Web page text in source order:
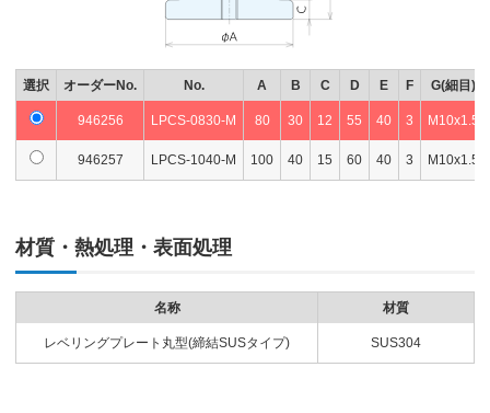
選択 オーダーNo. No. A B C D E F G(細目)
946256 LPCS-0830-M 80 30 12 55 40 3 M10x1.5
946257 LPCS-1040-M 100 40 15 60 40 3 M10x1.5
材質・熱処理・表面処理
名称 材質
レベリングプレート丸型(締結SUSタイプ) SUS304